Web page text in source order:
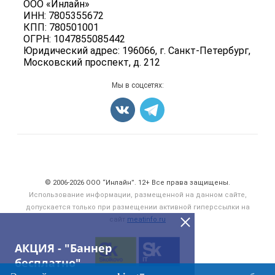
АКЦИЯ - "Баннер
бесплатно"
ООО «Инлайн»
ИНН: 7805355672
КПП: 780501001
ОГРН: 1047855085442
Юридический адрес: 196066, г. Санкт-Петербург,
Московский проспект, д. 212
Мониторинг
Вакансии
Мясные полуфабрикаты
Мясные снеки
Яйца
Карта объявлений
Мы в соцсетях:
© 2006‑2026 ООО “Инлайн”. 12+ Все права защищены.
Использование информации, размещенной на данном сайте,
допускается только при размещении активной гиперссылки на
meatinfo.ru